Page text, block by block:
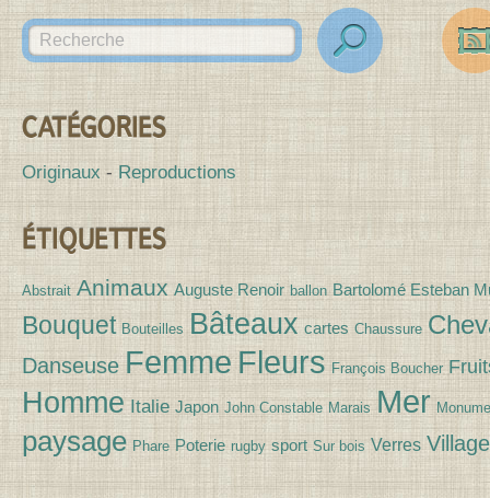
des
CATÉGORIES
Originaux Reproductions
ÉTIQUETTES
Abstrait Animaux Auguste Renoir ballon Bartolomé Esteban
Bouquet Bouteilles Bâteaux cartes Chaussure
Danseuse Femme Fleurs François Boucher
Homme Italie Japon John Constable Marais Mer
paysage Phare Poterie rugby sport Sur bois Verres Village